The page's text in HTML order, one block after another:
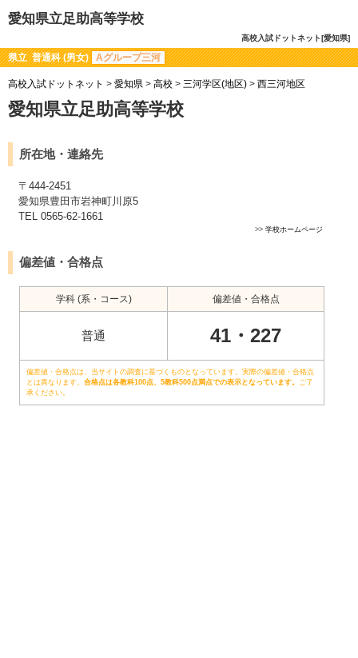
愛知県立足助高等学校
高校入試ドットネット[愛知県]
県立 普通科 (男女) Aグループ三河
高校入試ドットネット > 愛知県 > 高校 > 三河学区(地区) > 西三河地区
愛知県立足助高等学校
所在地・連絡先
〒444-2451
愛知県豊田市岩神町川原5
TEL 0565-62-1661
>>学校ホームページ
偏差値・合格点
学科 (系・コース) 偏差値・合格点
普通 41・227
偏差値・合格点は、当サイトの調査に基づくものとなっています。実際の偏差値・合格点
とは異なります。 合格点は各教科100点、5教科500点満点での表示となっています。 ご了
承ください。